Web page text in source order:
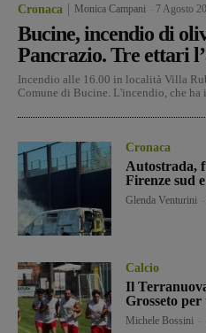
Cronaca Monica Campani 7 Agosto
Bucine, incendio di
Pancrazio. Tre ettari
Incendio alle 16.00 in località Villa
Comune di Bucine. L'incendio, che ha
Cronaca
Autostrada,
Firenze sud
Glenda Venturini
Calcio
Il
Grosseto
Michele Bossini